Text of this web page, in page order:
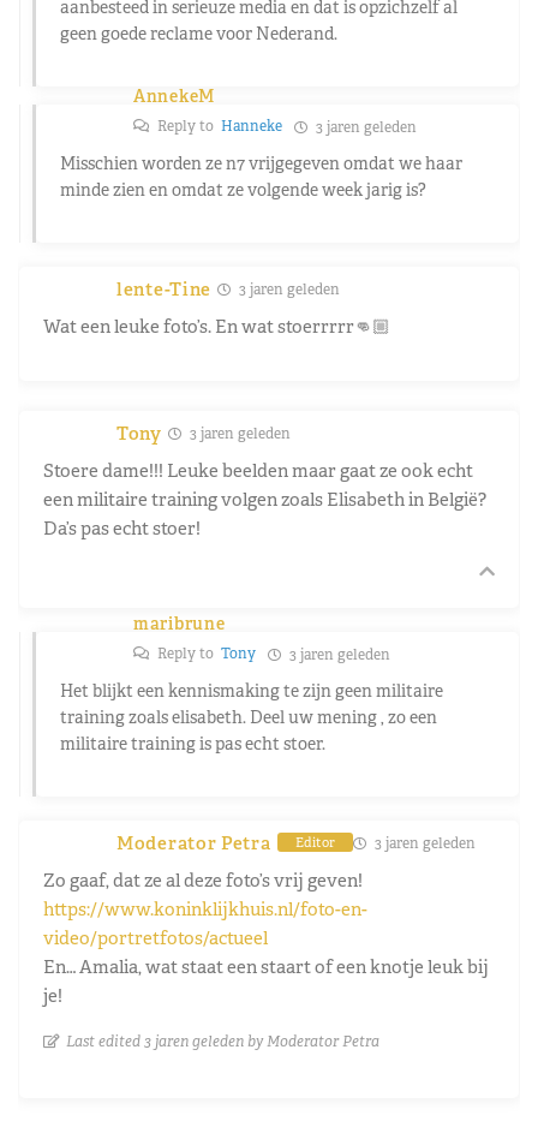
aanbesteed in serieuze media en dat is opzichzelf al
geen goede reclame voor Nederand.
AnnekeM
Reply to Hanneke 3 jaren geleden
Misschien worden ze n7 vrijgegeven omdat we haar
minde zien en omdat ze volgende week jarig is?
lente-Tine 3 jaren geleden
Wat een leuke foto’s. En wat stoerrrrr👊🏼
Tony 3 jaren geleden
Stoere dame!!! Leuke beelden maar gaat ze ook echt
een militaire training volgen zoals Elisabeth in België?
Da’s pas echt stoer!
maribrune
Reply to Tony 3 jaren geleden
Het blijkt een kennismaking te zijn geen militaire
training zoals elisabeth. Deel uw mening , zo een
militaire training is pas echt stoer.
Moderator Petra Editor 3 jaren geleden
Zo gaaf, dat ze al deze foto’s vrij geven!
https://www.koninklijkhuis.nl/foto-en-
video/portretfotos/actueel
En… Amalia, wat staat een staart of een knotje leuk bij
je!
Last edited 3 jaren geleden by Moderator Petra